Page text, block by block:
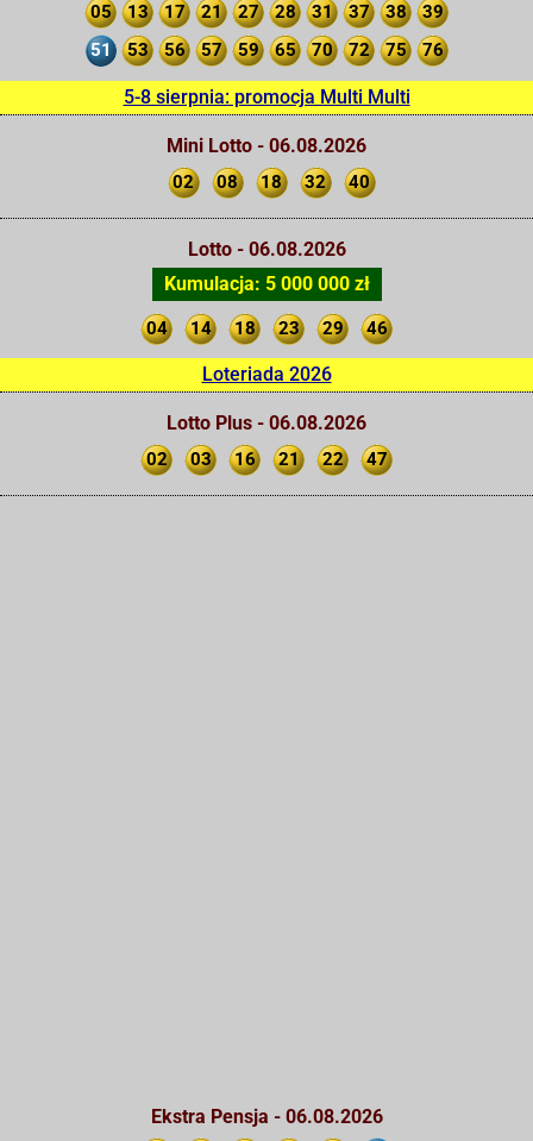
05 13 17 21 27 28 31 37 38
39
51
53 56 57 59 65 70 72 75 76
5-8 sierpnia: promocja Multi Multi
Mini Lotto - 06.08.2026
02 08 18 32 40
Lotto - 06.08.2026
Kumulacja: 5 000 000 zł
04 14 18 23 29 46
Loteriada 2026
Lotto Plus - 06.08.2026
02 03 16 21 22 47
Ekstra Pensja - 06.08.2026